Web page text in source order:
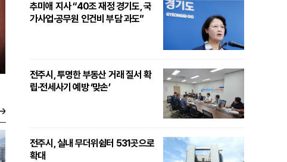
추미애 지사 “40조 재정 경기도, 국
가사업·공무원 인건비 부담 과도”
전주시, 투명한 부동산 거래 질서 확
립·전세사기 예방 ‘맞손’
전주시, 실내 무더위쉼터 531곳으로
확대